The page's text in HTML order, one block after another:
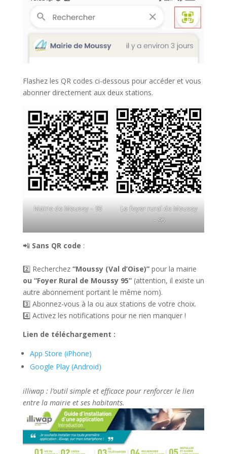
Flashez les QR codes ci-dessous pour accéder et vous
abonner directement aux deux stations.
Mairie de Moussy – 95
Le foyer rural de Moussy
– 95
📲 Sans QR code :
2️⃣ Recherchez “Moussy (Val d’Oise)”pour la mairie
ou “Foyer Rural de Moussy 95”(attention, il existe un
autre abonnement portant le même nom).
3️⃣ Abonnez-vous à la ou aux stations de votre choix.
4️⃣ Activez les notifications pour ne rien manquer !
Lien de téléchargement :
App Store (iPhone)
Google Play (Android)
illiwap : l’outil simple et efficace pour renforcer le lien
entre la mairie et ses habitants.